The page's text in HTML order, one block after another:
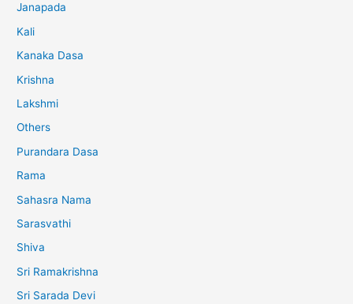
Janapada
Kali
Kanaka Dasa
Krishna
Lakshmi
Others
Purandara Dasa
Rama
Sahasra Nama
Sarasvathi
Shiva
Sri Ramakrishna
Sri Sarada Devi